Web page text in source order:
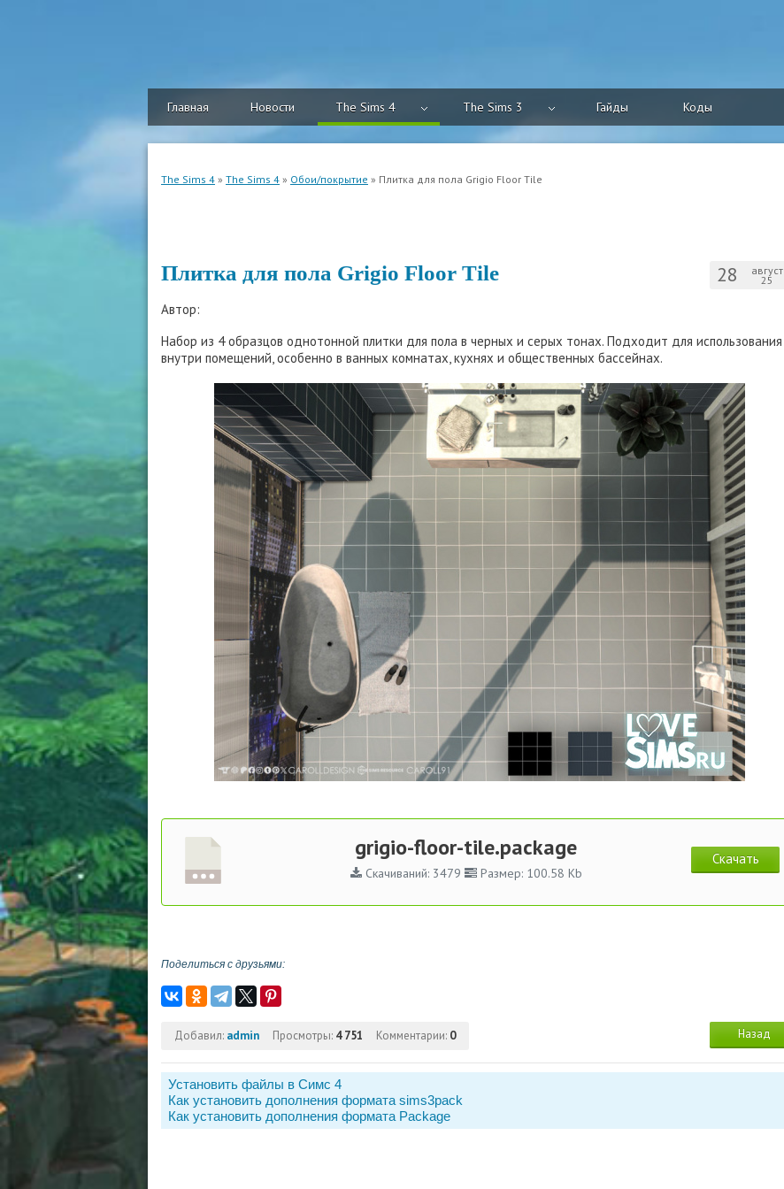
Главная Новости The Sims 4 The Sims 3 Гайды Коды
The Sims 4 » The Sims 4 » Обои/покрытие » Плитка для пола Grigio Floor Tile
28 август
25
Плитка для пола Grigio Floor Tile
Автор:
Набор из 4 образцов однотонной плитки для пола в черных и серых тонах. Подходит для использования
внутри помещений, особенно в ванных комнатах, кухнях и общественных бассейнах.
grigio-floor-tile.package
Скачиваний: 3479 Размер: 100.58 Kb
Скачать
Поделиться с друзьями:
Назад
Добавил: admin Просмотры: 4 751 Комментарии: 0
Установить файлы в Симс 4
Как установить дополнения формата sims3pack
Как установить дополнения формата Package